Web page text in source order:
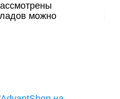
можно